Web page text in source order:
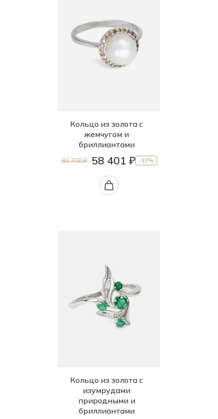
Кольцо из золота с
жемчугом и
бриллиантами
92 700 ₽ 58 401 ₽ -37%
Кольцо из золота с
изумрудами
природными и
бриллиантами